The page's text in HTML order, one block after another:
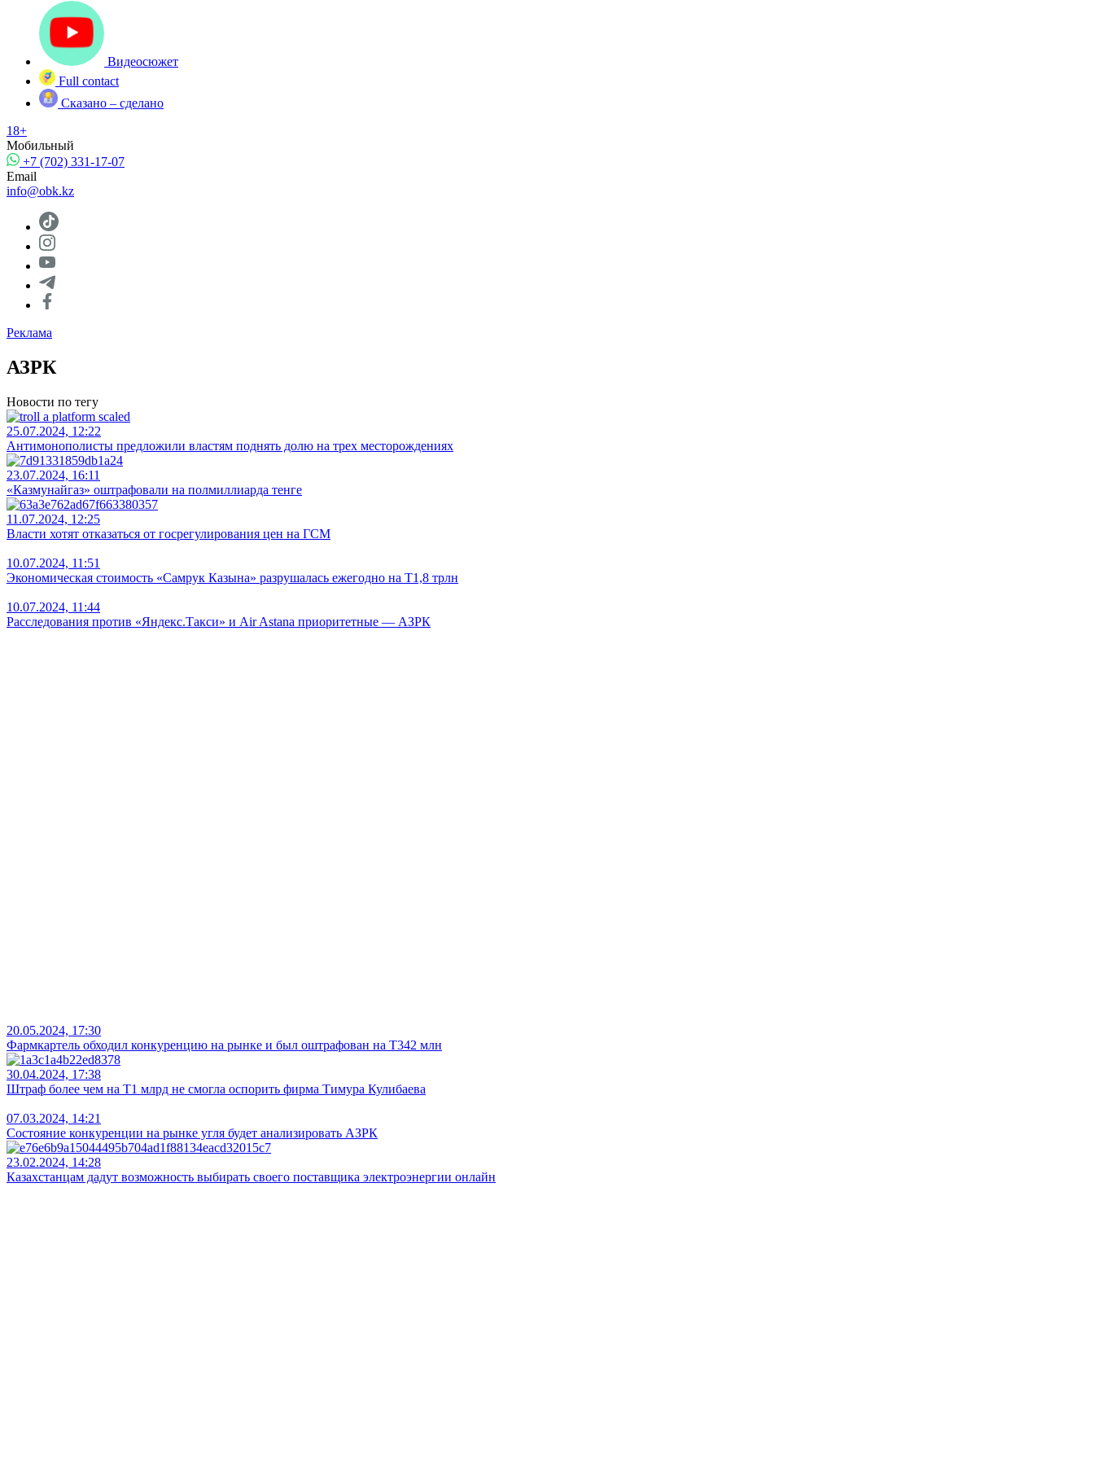
Видеосюжет
Full contact
Сказано – сделано
18+
Мобильный
+7 (702) 331-17-07
Email
info@obk.kz
Реклама
АЗРК
Новости по тегу
25.07.2024, 12:22
Антимонополисты предложили властям поднять долю на трех месторождениях
23.07.2024, 16:11
«Казмунайгаз» оштрафовали на полмиллиарда тенге
11.07.2024, 12:25
Власти хотят отказаться от госрегулирования цен на ГСМ
10.07.2024, 11:51
Экономическая стоимость «Самрук Казына» разрушалась ежегодно на Т1,8 трлн
10.07.2024, 11:44
Расследования против «Яндекс.Такси» и Air Astana приоритетные — АЗРК
20.05.2024, 17:30
Фармкартель обходил конкуренцию на рынке и был оштрафован на Т342 млн
30.04.2024, 17:38
Штраф более чем на Т1 млрд не смогла оспорить фирма Тимура Кулибаева
07.03.2024, 14:21
Состояние конкуренции на рынке угля будет анализировать АЗРК
23.02.2024, 14:28
Казахстанцам дадут возможность выбирать своего поставщика электроэнергии онлайн